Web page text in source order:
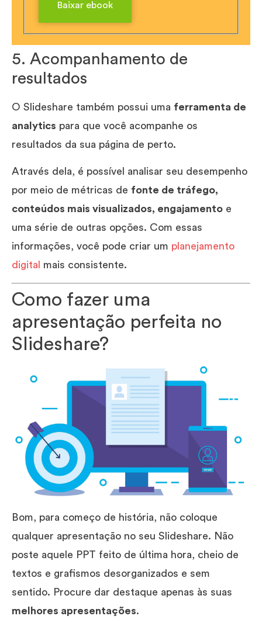
Baixar ebook
5. Acompanhamento de
resultados
O Slideshare também possui uma ferramenta de
analytics para que você acompanhe os
resultados da sua página de perto.
Através dela, é possível analisar seu desempenho
por meio de métricas de fonte de tráfego,
conteúdos mais visualizados, engajamento e
uma série de outras opções. Com essas
informações, você pode criar um planejamento
digital
mais consistente.
Como fazer uma
apresentação perfeita no
Slideshare?
Bom, para começo de história, não coloque
qualquer apresentação no seu Slideshare. Não
poste aquele PPT feito de última hora, cheio de
textos e grafismos desorganizados e sem
sentido. Procure dar destaque apenas às suas
melhores apresentações.